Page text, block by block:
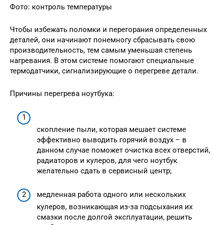
Фото: контроль температуры
Чтобы избежать поломки и перегорания определенных
деталей, они начинают понемногу сбрасывать свою
производительность, тем самым уменьшая степень
нагревания. В этом системе помогают специальные
термодатчики, сигнализирующие о перегреве детали.
Причины перегрева ноутбука:
скопление пыли, которая мешает системе
эффективно выводить горячий воздух – в
данном случае поможет очистка всех отверстий,
радиаторов и кулеров, для чего ноутбук
желательно сдать в сервисный центр;
медленная работа одного или нескольких
кулеров, возникающая из-за подсыхания их
смазки после долгой эксплуатации, решить